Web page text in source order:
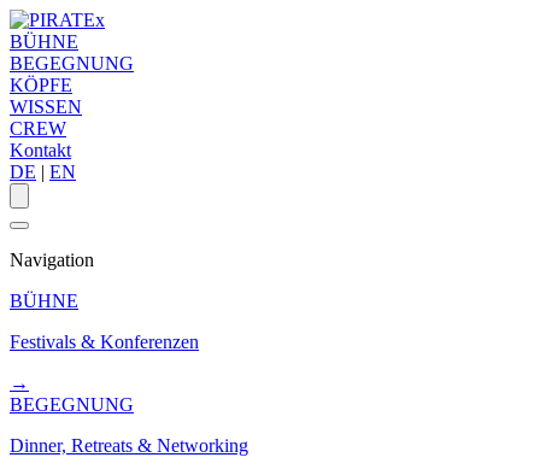
BÜHNE
BEGEGNUNG
KÖPFE
WISSEN
CREW
Kontakt
DE | EN
Navigation
BÜHNE
Festivals & Konferenzen
→
BEGEGNUNG
Dinner, Retreats & Networking